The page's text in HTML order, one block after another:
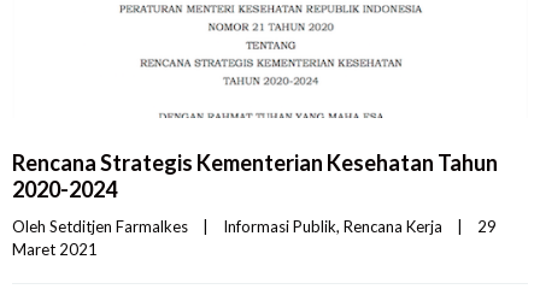
Rencana Strategis Kementerian Kesehatan Tahun
2020-2024
Oleh Setditjen Farmalkes Informasi Publik, Rencana Kerja
29
Maret 2021